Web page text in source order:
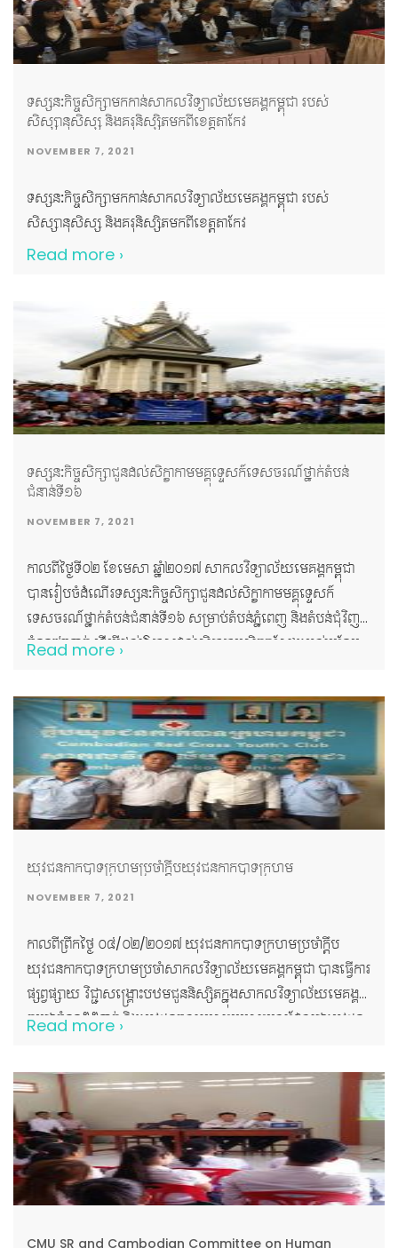
ដែលបានអញ្ជើញចូលរួមជាគណៈអធិបតី ដោយបានពាំនាំប្រសាសន៍
របស់ សម្តេចកិត្តិព្រឹទ្ធបណ្ឌិត ប៊ុន រ៉ានី ហ៊ុនសែន ផ្តាំផ្ញើសួរសុខទុក្ខ
ដោយក្តីនឹករលឹក។ លើសពីនេះទៅទៀត យើងខ្ញុំសូមថ្លែងអំណរគុណ
ដល់មជ្ឈមណ្ឌលជាតិផ្តល់ឈាម អ្នកស្ម័គ្រចិត្តផ្តល់អំណោយឈាម
សប្បុរសជន សីល្បៈករ សីល្បៈការនី និងក្រុមការងារផ្សព្វផ្សាយនៃ
និងធនធានផ្ទាល់ខ្លួនចូលរួមឧបត្ថម្ភគាំទ្រដល់សកម្មភាពមនុស្សធម៌ដ៏
មានសារៈសំខាន់សម្រាប់សង្គមជាតិមួយនេះ។ គូសបញ្ជាក់ផងដែរថា
សាកលវិទ្យាល័យមេគង្គកម្ពុជា និងក្លឹបយុវជនកាកបាទក្រហមតែង
ទស្សនៈកិច្ចសិក្សាមកកាន់សាកលវិទ្យាល័យមេគង្គកម្ពុជា របស់
សិស្សានុសិស្ស និងគរុនិស្សិតមកពីខេត្តតាកែវ
NOVEMBER 7, 2021
ទស្សនៈកិច្ចសិក្សាមកកាន់សាកលវិទ្យាល័យមេគង្គកម្ពុជា របស់
សិស្សានុសិស្ស និងគរុនិស្សិតមកពីខេត្តតាកែវ
Read more ›
ទស្សនៈកិច្ចសិក្សាជូនដល់សិក្ខាកាមមគ្គុទ្ទេសក៍ទេសចរណ៍ថា្នក់តំបន់
ជំនាន់ទី១៦
NOVEMBER 7, 2021
កាលពីថ្ងៃទី០២ ខែមេសា ឆ្នាំ២០១៧ សាកលវិទ្យាល័យមេគង្គកម្ពុជា
បានរៀបចំដំណើរទស្សនៈកិច្ចសិក្សាជូនដល់សិក្ខាកាមមគ្គុទ្ទេសក៍
ទេសចរណ៍ថា្នក់តំបន់ជំនាន់ទី១៦ សម្រាប់តំបន់ភ្នំពេញ និងតំបន់ជុំវិញ
ចំនួន៧៣នាក់ ដើម្បីផ្តល់ឱកាសដល់សិក្ខាកាមសិក្សាស្វែងយល់បន្ថែម
Read more ›
យុវជនកាកបាទក្រហមប្រចាំក្តឹបយុវជនកាកបាទក្រហម
NOVEMBER 7, 2021
កាលពីព្រឹកថ្ងៃ ០៤/០២/២០១៧ យុវជនកាកបាទក្រហមប្រចាំក្តឹប
យុវជនកាកបាទក្រហមប្រចាំសាកលវិទ្យាល័យមេគង្គកម្ពុជា បានធ្វើការ
ផ្សព្វផ្សាយ វិជ្ជាសង្គ្រោះបឋមជូននិស្សិតក្នុងសាកលវិទ្យាល័យមេគង្គ
កម្ពុជាចំនួន៥៥នាក់ និងយុវជនចូលរួមសម្របសម្រួលដែលជាយុវជន
និងក្តីសប្បាយរីករាយ!!!
Read more ›
CMU SR and Cambodian Committee on Human